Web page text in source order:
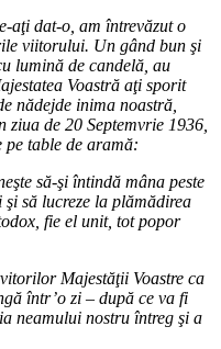
aţi dat-o, am întrevăzut o
viitorului. Un gând bun şi
lumină de candelă, au
Voastră aţi sporit
nădejde inima noastră,
de 20 Septemvrie 1936,
pe table de aramă:
să-şi întindă mâna peste
să lucreze la plămădirea
fie el unit, tot popor
Majestăţii Voastre ca
într’o zi – după ce va fi
neamului nostru întreg şi a